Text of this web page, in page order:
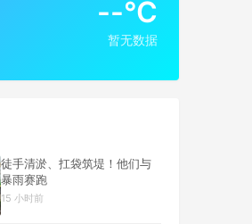
--°C
暂无数据
徒手清淤、扛袋筑堤！他们与
暴雨赛跑
15 小时前